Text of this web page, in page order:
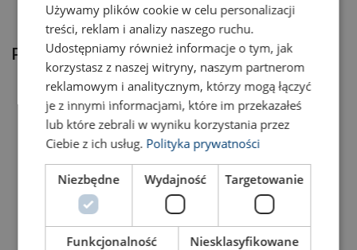
Kompatybilność
Trwałe wykończenie
Pełna identyfikowalność
Produkty powiązane
POWERTEX Amortyzator
P0624-1,5
POWERTEX Amortyzator
P0625-2,0
Używamy plików cookie w celu personalizacji
treści, reklam i analizy naszego ruchu.
Udostępniamy również informacje o tym, jak
korzystasz z naszej witryny, naszym partnerom
reklamowym i analitycznym, którzy mogą łączyć
je z innymi informacjami, które im przekazałeś
lub które zebrali w wyniku korzystania przez
Ciebie z ich usług. Polityka prywatności
Niezbędne Wydajność Targetowanie
Funkcjonalność Niesklasyfikowane